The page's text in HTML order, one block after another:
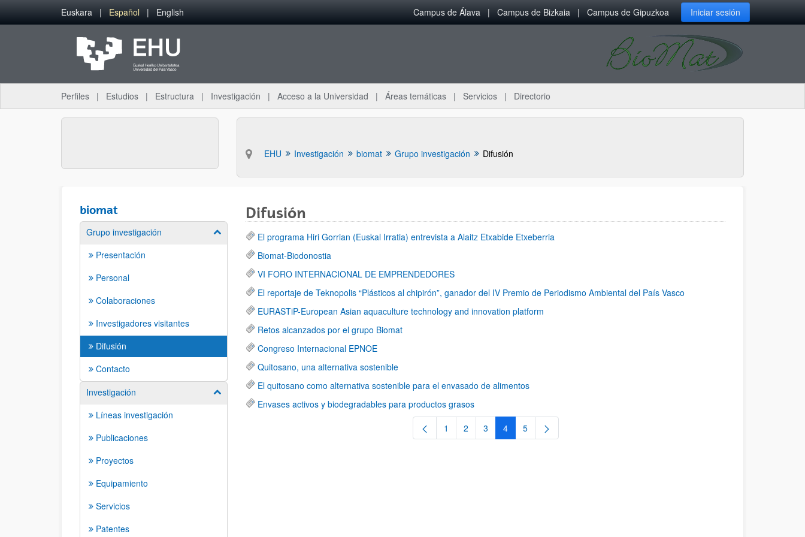
Saltar al contenido principal
Euskara Español English Campus de Álava Campus de Bizkaia Campus de Gipuzkoa Iniciar sesión
Perfiles Estudios Estructura Investigación Acceso a la Universidad Áreas temáticas Servicios Directorio
EHU Investigación biomat Grupo investigación Difusión
biomat
Grupo investigación Mostrar/ocultar subpáginas
Presentación
Personal
Colaboraciones
Investigadores visitantes
Difusión
Contacto
Investigación
Mostrar/ocultar subpáginas
Líneas investigación
Publicaciones
Proyectos
Equipamiento
Servicios
Patentes
Difusión
El programa Hiri Gorrian (Euskal Irratia) entrevista a Alaitz Etxabide Etxeberria
Biomat-Biodonostia
VI FORO INTERNACIONAL DE EMPRENDEDORES
El reportaje de Teknopolis “Plásticos al chipirón”, ganador del IV Premio de Periodismo Ambiental del País Vasco
EURASTiP-European Asian aquaculture technology and innovation platform
Retos alcanzados por el grupo Biomat
Congreso Internacional EPNOE
Quitosano, una alternativa sostenible
El quitosano como alternativa sostenible para el envasado de alimentos
Envases activos y biodegradables para productos grasos
Página
1 Página
2 Página
3 Página
4 Página
5